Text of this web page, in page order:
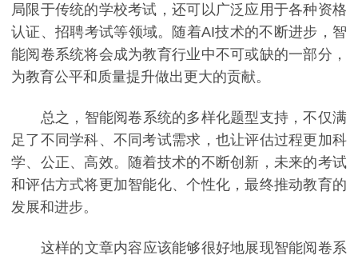
局限于传统的学校考试，还可以广泛应用于各种资格
认证、招聘考试等领域。随着AI技术的不断进步，智
能阅卷系统将会成为教育行业中不可或缺的一部分，
为教育公平和质量提升做出更大的贡献。
总之，智能阅卷系统的多样化题型支持，不仅满
足了不同学科、不同考试需求，也让评估过程更加科
学、公正、高效。随着技术的不断创新，未来的考试
和评估方式将更加智能化、个性化，最终推动教育的
发展和进步。
这样的文章内容应该能够很好地展现智能阅卷系